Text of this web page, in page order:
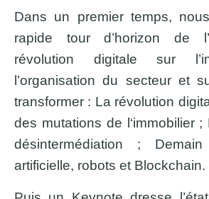
Dans un premier temps,
rapide tour d’horizon de
révolution digitale sur
l’organisation du secteur et
transformer : La révolution
des mutations de l‘immobilier
désintermédiation ;
artificielle, robots et Blockchain.